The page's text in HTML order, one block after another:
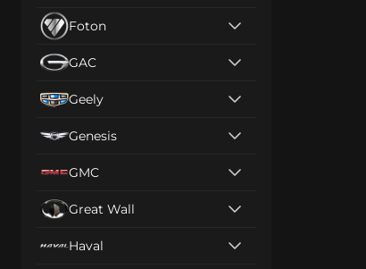
Foton
GAC
Geely
Genesis
GMC
Great Wall
Haval